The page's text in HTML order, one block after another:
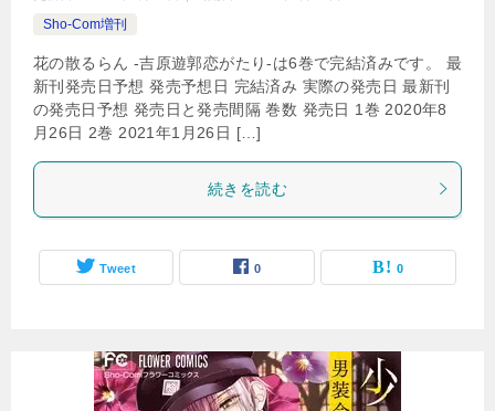
Sho-Com増刊
花の散るらん -吉原遊郭恋がたり-は6巻で完結済みです。 最
新刊発売日予想 発売予想日 完結済み 実際の発売日 最新刊
の発売日予想 発売日と発売間隔 巻数 発売日 1巻 2020年8
月26日 2巻 2021年1月26日 […]
続きを読む
Tweet 0 0